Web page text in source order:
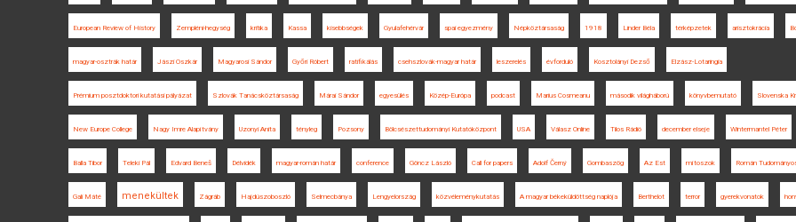
European Review of History Zempléni-hegység kritika Kassa kisebbségek Gyulafehérvár spai egyezmény Népköztársaság 1918 Linder Béla térképzetek arisztokrácia
magyar-osztrák határ Jászi Oszkár Magyarosi Sándor Győri Róbert ratifikálás csehszlovák-magyar határ leszerelés évforduló Kosztolányi Dezső Elzász-Lotaringia
Prémium posztdoktori kutatási pályázat Szlovák Tanácsköztársaság Márai Sándor egyesülés Közép-Európa podcast Marius Cosmeanu második világháború könyvbemutató Slovenska
New Europe College Nagy Imre Alapítvány Uzonyi Anita tényleg Pozsony Bölcsészettudományi Kutatóközpont USA Válasz Online Tilos Rádió december elseje Wintermantel Péter
Balla Tibor Teleki Pál Edvard Beneš Délvidék magyar-román határ conference Göncz László Call for papers Adolf Černý Gombaszög Az Est mítoszok Román
Gali Máté menekültek Zágráb Hajdúszoboszló Selmecbánya Lengyelország közvéleménykutatás A magyar békeküldöttség naplója Berthelot terror gyerekvonatok